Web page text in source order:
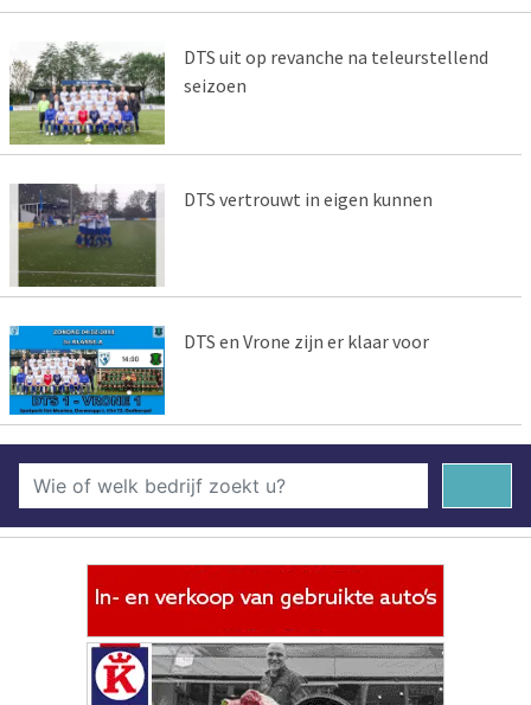
DTS uit op revanche na teleurstellend
seizoen
DTS vertrouwt in eigen kunnen
DTS en Vrone zijn er klaar voor